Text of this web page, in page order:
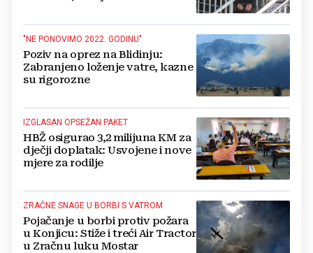
"NE PONOVIMO 2022. GODINU"
Poziv na oprez na Blidinju:
Zabranjeno loženje vatre, kazne
su rigorozne
IZGLASAN OPSEŽAN PAKET
HBŽ osigurao 3,2 milijuna KM za
dječji doplatak: Usvojene i nove
mjere za rodilje
ZRAČNE SNAGE U BORBI S VATROM
Pojačanje u borbi protiv požara
u Konjicu: Stiže i treći Air Tractor
u Zračnu luku Mostar